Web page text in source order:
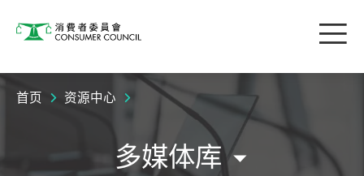
消费者委员会 目
首页 资源中心
多媒体库